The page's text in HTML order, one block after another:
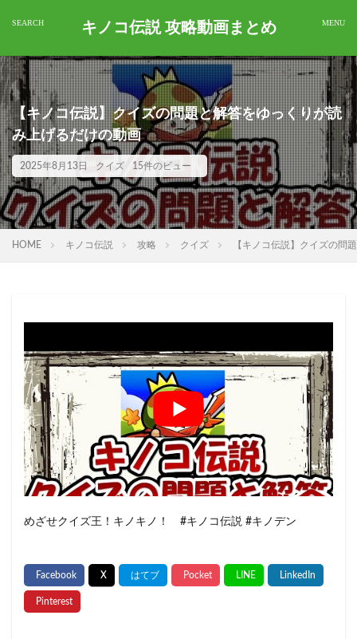
キノコ伝説 攻略動画まとめ
【キノコ伝説】クイズの問題と解答をゆっくりが読
み上げるだけの動画
2025年8月13日 クイズ 15件のビュー
HOME キノコ伝説 攻略 クイズ 【キノコ伝説】クイズの問
めざせクイズ王！キノキノ！ #キノコ伝説 #キノデン